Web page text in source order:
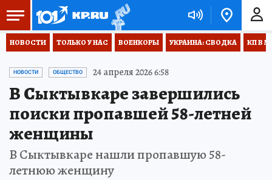
НОВОСТИ ТОЛЬКО У НАС ВОЕНКОРЫ УКРАИНА: СВОДКА КП В
НОВОСТИ ОБЩЕСТВО 24 апреля 2026 6:58
В Сыктывкаре завершились
поиски пропавшей 58-летней
женщины
В Сыктывкаре нашли пропавшую 58-
летнюю женщину